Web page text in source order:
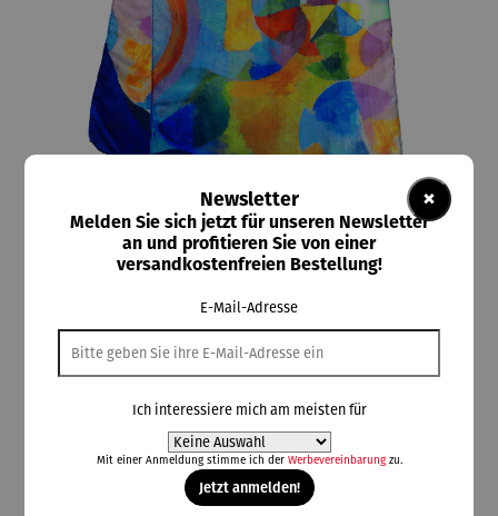
Seidenschal | Formes Circulaires (1912) –
Robert Delaunay
110,00 €
Preise inkl. MwSt. zzgl. Versandkosten
×
Newsletter
Melden Sie sich jetzt für unseren Newsletter
an und profitieren Sie von einer
versandkostenfreien Bestellung!
E-Mail-Adresse
Ich interessiere mich am meisten für
Mit einer Anmeldung stimme ich der Werbevereinbarungzu.
Jetzt anmelden!